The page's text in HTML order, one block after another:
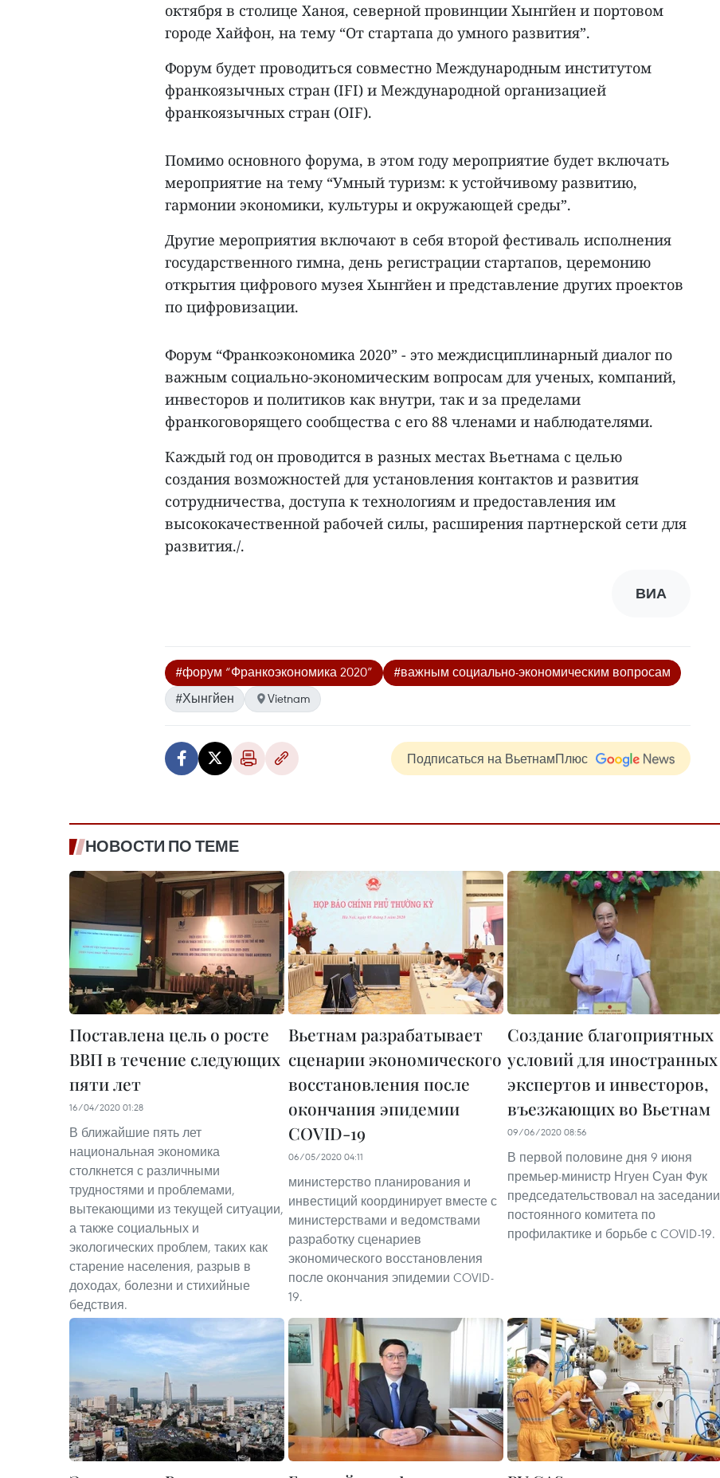
октября в столице Ханоя, северной провинции Хынгйен и портовом
городе Хайфон, на тему “От стартапа до умного развития”.
Форум будет проводиться совместно Международным институтом
франкоязычных стран (IFI) и Международной организацией
франкоязычных стран (OIF).
Помимо основного форума, в этом году мероприятие будет включать
мероприятие на тему “Умный туризм: к устойчивому развитию,
гармонии экономики, культуры и окружающей среды”.
Другие мероприятия включают в себя второй фестиваль исполнения
государственного гимна, день регистрации стартапов, церемонию
открытия цифрового музея Хынгйен и представление других проектов
по цифровизации.
Форум “Франкоэкономика 2020” - это междисциплинарный диалог по
важным социально-экономическим вопросам для ученых, компаний,
инвесторов и политиков как внутри, так и за пределами
франкоговорящего сообщества с его 88 членами и наблюдателями.
Каждый год он проводится в разных местах Вьетнама с целью
создания возможностей для установления контактов и развития
сотрудничества, доступа к технологиям и предоставления им
высококачественной рабочей силы, расширения партнерской сети для
развития./.
ВИА
#форум “Франкоэкономика 2020”
#важным социально-экономическим вопросам
#Хынгйен
Vietnam
Подписаться на ВьетнамПлюс
НОВОСТИ ПО ТЕМЕ
Поставлена цель о росте
ВВП в течение следующих
пяти лет
16/04/2020 01:28
В ближайшие пять лет
национальная экономика
столкнется с различными
трудностями и проблемами,
вытекающими из текущей ситуации,
а также социальных и
экологических проблем, таких как
старение населения, разрыв в
доходах, болезни и стихийные
бедствия.
Вьетнам разрабатывает
сценарии экономического
восстановления после
окончания эпидемии
COVID-19
06/05/2020 04:11
министерство планирования и
инвестиций координирует вместе с
министерствами и ведомствами
разработку сценариев
экономического восстановления
после окончания эпидемии COVID-
19.
Создание благоприятных
условий для иностранных
экспертов и инвесторов,
въезжающих во Вьетнам
09/06/2020 08:56
В первой половине дня 9 июня
премьер-министр Нгуен Суан Фук
председательствовал на заседании
постоянного комитета по
профилактике и борьбе с COVID-19.